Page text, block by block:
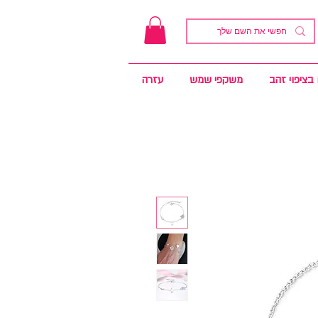
זהב משקפי שמש עזרה